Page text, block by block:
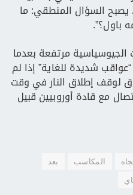
يصبح السؤال المنطقي: ما
باول؟”.
مرتفعة بعدما
شديدة للغاية” إذا لم
لوقف إطلاق النار في وقت
مع قادة أوروبيين قبيل
المكاسب
بعد